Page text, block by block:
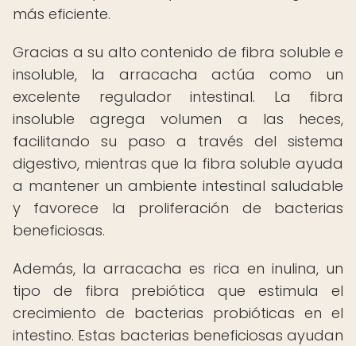
más eficiente.
Gracias a su alto contenido de fibra soluble e
insoluble, la arracacha actúa como un
excelente regulador intestinal. La fibra
insoluble agrega volumen a las heces,
facilitando su paso a través del sistema
digestivo, mientras que la fibra soluble ayuda
a mantener un ambiente intestinal saludable
y favorece la proliferación de bacterias
beneficiosas.
Además, la arracacha es rica en inulina, un
tipo de fibra prebiótica que estimula el
crecimiento de bacterias probióticas en el
intestino. Estas bacterias beneficiosas ayudan